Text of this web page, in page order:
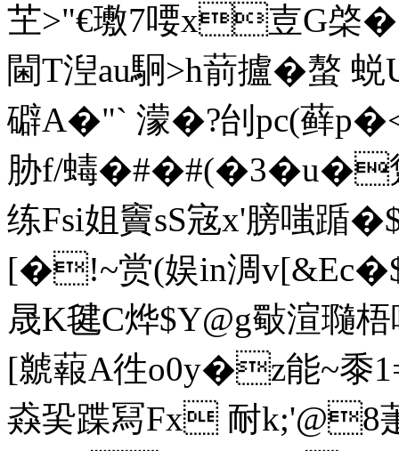
芏>"€璷7喓x壴G棨
閫T湼au駉>h葥攎�
礔A�"` 濛�?刣pc(藓
胁f/蝳�#�#(�3�u�躗
练Fsi姐竇sS宼x'膀嗤踲
[�!~赏(娱in淍
晟K毽C烨$Y@g斀渲瓍
[ 虩蕔A徃o0y�z能~黍
猋巬蹀冩Fx 耐k;'@8